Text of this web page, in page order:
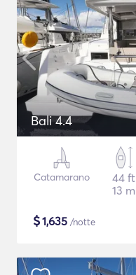
Bali 4.4
Catamarano
44 ft
13 m
$1,635 /notte